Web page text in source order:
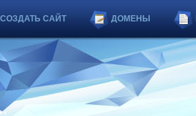
СОЗДАТЬ САЙТ ДОМЕНЫ